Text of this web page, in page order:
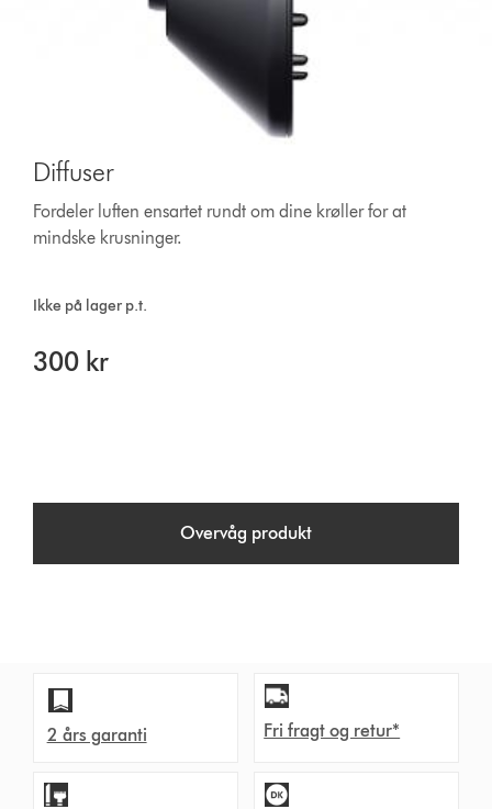
Diffuser
Fordeler luften ensartet rundt om dine krøller for at
mindske krusninger.
Ikke på lager p.t.
300 kr
Overvåg produkt
2 års garanti Fri fragt og retur*